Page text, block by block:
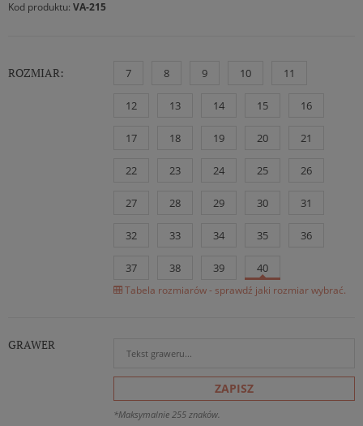
Kod produktu: VA-215
ROZMIAR: 7 8 9 10 11
12 13 14 15 16
17 18 19 20 21
22 23 24 25 26
27 28 29 30 31
32 33 34 35 36
37 38 39 40
Tabela rozmiarów - sprawdź jaki rozmiar wybrać.
GRAWER
ZAPISZ
*Maksymalnie 255 znaków.